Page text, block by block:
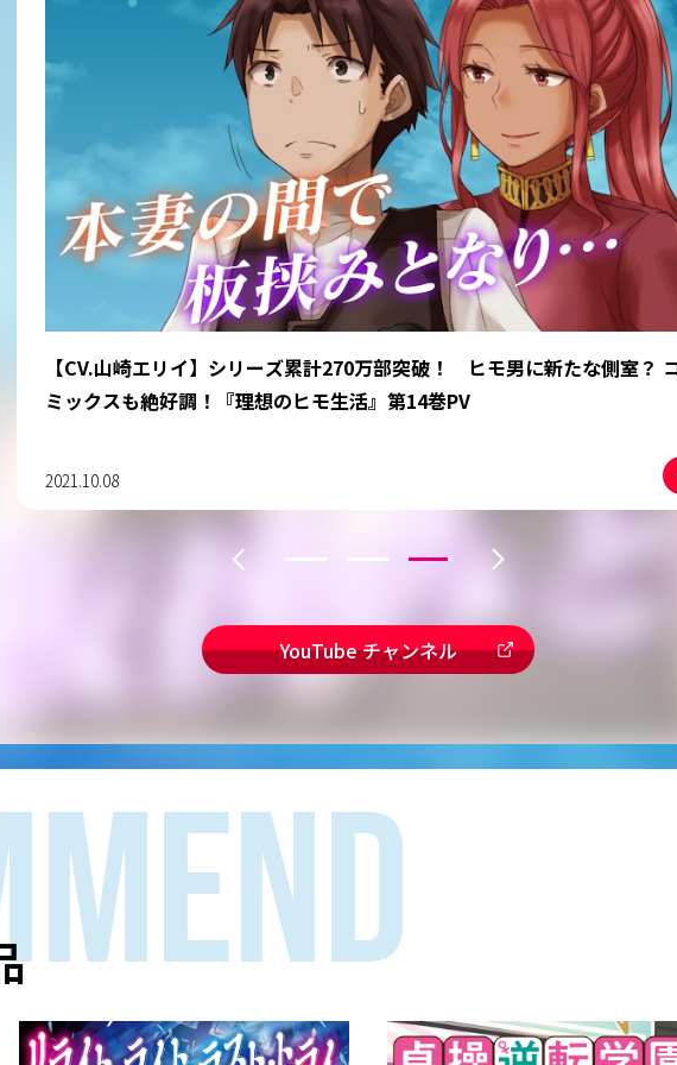
非公開: ヒーロー文庫『理想のヒモ生活１２ ドラマCD付き限定特装版』キ
ャストコメント
2019.03.21
YouTube チャンネル